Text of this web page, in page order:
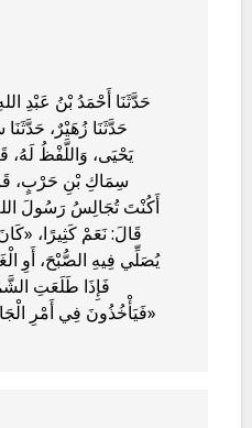
حَدَّثَنَا زُهَيْرٌ،
يَحْيَى، وَاللَّفْظُ لَهُ،
سِمَاكِ بْنِ حَرْبٍ،
أَكُنْتَ تُجَالِسُ رَسُولَ
قَالَ: نَعَمْ كَثِيرًا،
يُصَلِّي فِيهِ الصُّبْحَ، أَوِ
فَإِذَا طَلَعَتِ
فَيَأْخُذُونَ فِي أَمْرِ الْجَاهِلِيَّةِ، فَيَضْحَكُونَ وَيَتَبَسَّمُ»